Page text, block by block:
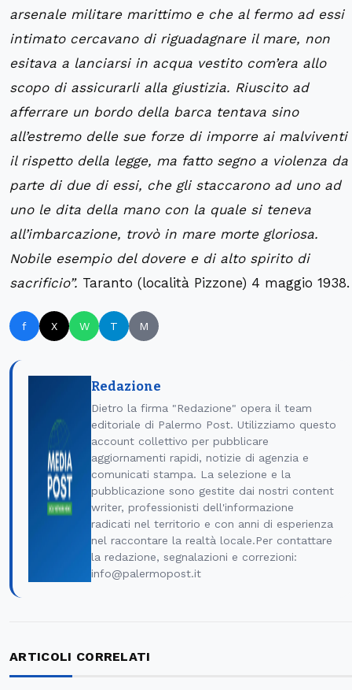
arsenale militare marittimo e che al fermo ad essi
intimato cercavano di riguadagnare il mare, non
esitava a lanciarsi in acqua vestito com’era allo
scopo di assicurarli alla giustizia. Riuscito ad
afferrare un bordo della barca tentava sino
all’estremo delle sue forze di imporre ai malviventi
il rispetto della legge, ma fatto segno a violenza da
parte di due di essi, che gli staccarono ad uno ad
uno le dita della mano con la quale si teneva
all’imbarcazione, trovò in mare morte gloriosa.
Nobile esempio del dovere e di alto spirito di
sacrificio”. Taranto (località Pizzone) 4 maggio 1938.
f X W T M
Redazione
Dietro la firma "Redazione" opera il team
editoriale di Palermo Post. Utilizziamo questo
account collettivo per pubblicare
aggiornamenti rapidi, notizie di agenzia e
comunicati stampa. La selezione e la
pubblicazione sono gestite dai nostri content
writer, professionisti dell'informazione
radicati nel territorio e con anni di esperienza
nel raccontare la realtà locale.Per contattare
la redazione, segnalazioni e correzioni:
info@palermopost.it
ARTICOLI CORRELATI